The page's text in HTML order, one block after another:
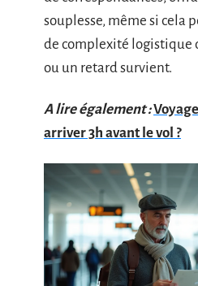
souplesse, même si cela
de complexité logistique
ou un retard survient.
A lire également :
arriver 3h avant le vol ?